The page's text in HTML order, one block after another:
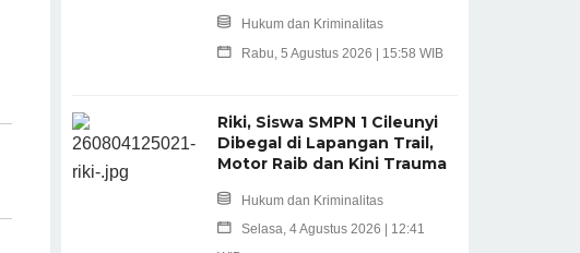
Hukum dan Kriminalitas
Rabu, 5 Agustus 2026 | 15:58 WIB
Riki, Siswa SMPN 1 Cileunyi
Dibegal di Lapangan Trail,
Motor Raib dan Kini Trauma
Hukum dan Kriminalitas
Selasa, 4 Agustus 2026 | 12:41